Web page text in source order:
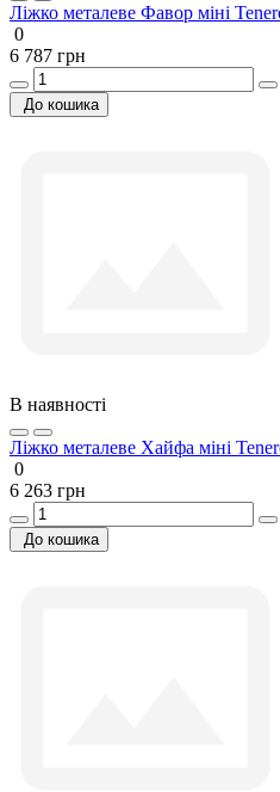
Ліжко металеве Фавор міні
0
6 787 грн
До кошика
В наявності
Ліжко металеве Хайфа міні
0
6 263 грн
До кошика